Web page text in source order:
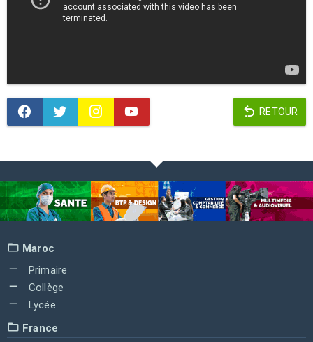
RETOUR
Maroc
Primaire
Collège
Lycée
France